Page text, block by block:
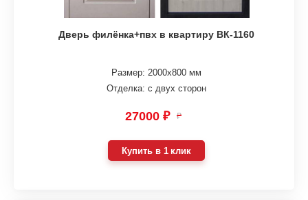
Дверь филёнка+пвх в квартиру ВК-1160
Размер: 2000х800 мм
Отделка: с двух сторон
27000 ₽ ₽
Купить в 1 клик